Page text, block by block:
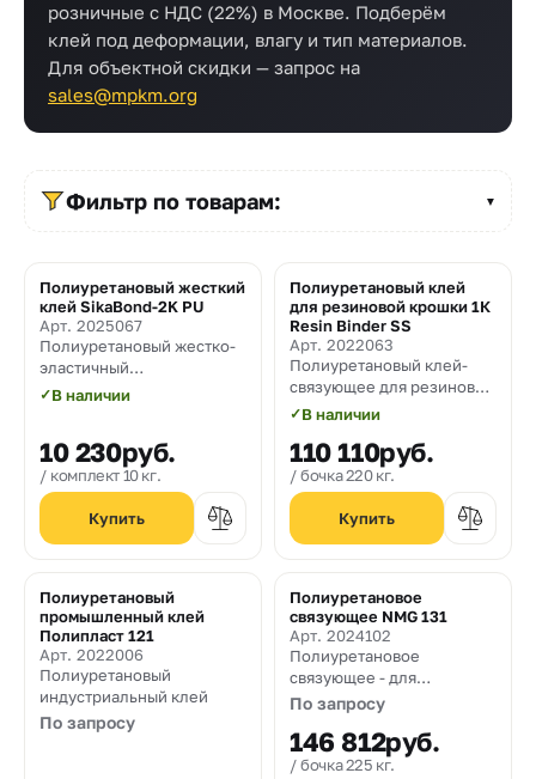
Каталог
товаров
Бренды
лист
Калькуляторы
Контакты
800
550-
03-
50
sales@mpkm.org
розничные с НДС (22%) в Москве. Подберём
клей под деформации, влагу и тип материалов.
Для объектной скидки — запрос на
sales@mpkm.org
Фильтр по товарам: ▼
Полиуретановый жесткий
клей SikaBond-2K PU
Арт. 2025067
Полиуретановый жестко-
эластичный
двухкомпонентный клей
✓В наличии
10 230руб.
комплект 10 кг.
Полиуретановый клей
для резиновой крошки 1К
Resin Binder SS
Арт. 2022063
Полиуретановый клей-
связующее для резиновой
крошки
✓В наличии
110 110руб.
бочка 220 кг.
Полиуретановый
промышленный клей
Полипласт 121
Арт. 2022006
Полиуретановый
индустриальный клей
По запросу
Полиуретановое
связующее NMG 131
Арт. 2024102
Полиуретановое
связующее - для
производства изделий из
методом прессования при
нагреве до 80-120˚С
По запросу
146 812руб.
бочка 225 кг.